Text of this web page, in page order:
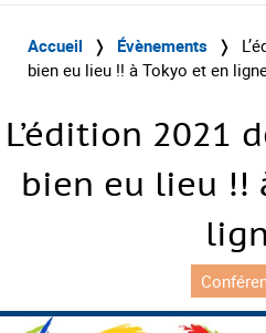
Accueil ❭ Évènements ❭
bien eu lieu !! à Tokyo et en
L’édition 2021
bien eu lieu !!